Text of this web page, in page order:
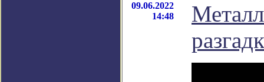
09.06.2022
14:48